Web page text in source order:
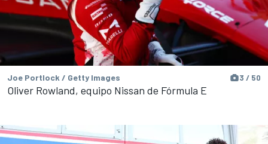
Joe Portlock / Getty Images 3 / 50
Oliver Rowland, equipo Nissan de Fórmula E